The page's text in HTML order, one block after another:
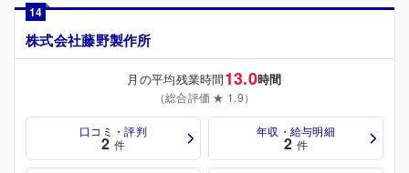
14
株式会社藤野製作所
月の平均残業時間13.0時間
（総合評価 ★ 1.9）
口コミ・評判
2 件
年収・給与明細
2 件